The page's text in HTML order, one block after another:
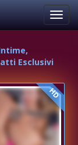
Esclusivi
HD